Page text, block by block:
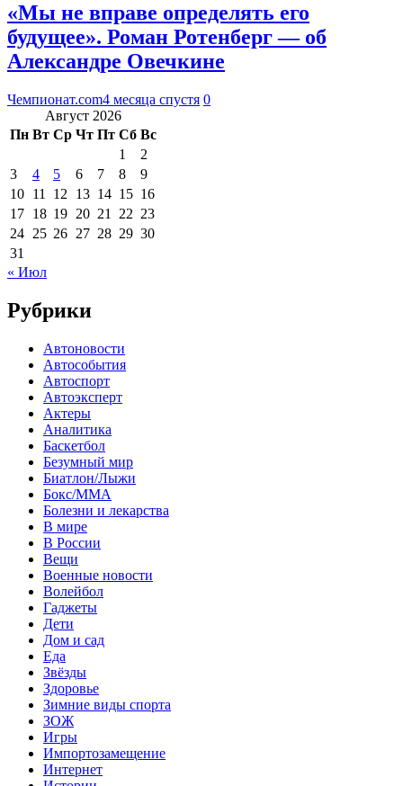
«Мы не вправе определять его
будущее». Роман Ротенберг — об
Александре Овечкине
Чемпионат.com4 месяца спустя 0
Август 2026
Пн Вт Ср Чт Пт Сб Вс
1
2
3
4 5 6 7 8
9
10 11 12 13 14 15 16
17 18 19 20 21 22 23
24 25 26 27 28 29 30
31
« Июл
Рубрики
Автоновости
Автособытия
Автоспорт
Автоэксперт
Актеры
Аналитика
Баскетбол
Безумный мир
Биатлон/Лыжи
Бокс/MMA
Болезни и лекарства
В мире
В России
Вещи
Военные новости
Волейбол
Гаджеты
Дети
Дом и сад
Еда
Звёзды
Здоровье
Зимние виды спорта
ЗОЖ
Игры
Импортозамещение
Интернет